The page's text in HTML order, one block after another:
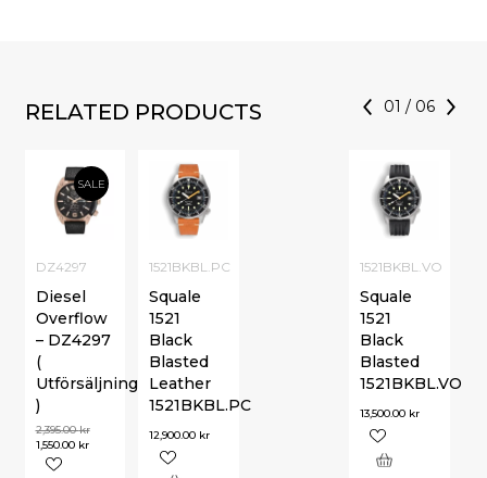
RELATED PRODUCTS 01 / 06
SALE
DZ4297
Diesel
Overflow
– DZ4297
(
Utförsäljning
)
2,395.00kr
1,550.00 kr
1521BKBL.VO
Squale
1521
Black
Blasted
1521BKBL.VO
13,500.00 kr
1521BKBL.PC
Squale
1521
Black
Blasted
Leather
1521BKBL.PC
12,900.00 kr